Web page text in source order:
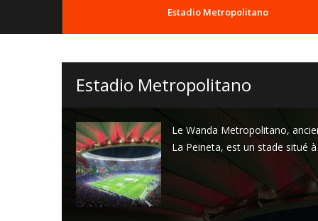
Estadio Metropolitano
Estadio Metropolitano
Le Wanda Metropolitano,
La Peineta, est un stade situé